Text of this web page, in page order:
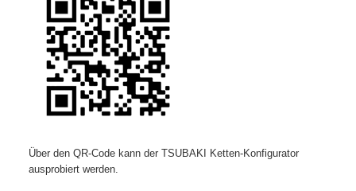
Über den QR-Code kann der TSUBAKI Ketten-Konfigurator
ausprobiert werden.